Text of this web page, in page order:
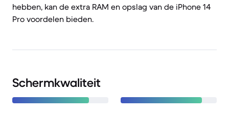
hebben, kan de extra RAM en opslag van de iPhone 14
Pro voordelen bieden.
Schermkwaliteit